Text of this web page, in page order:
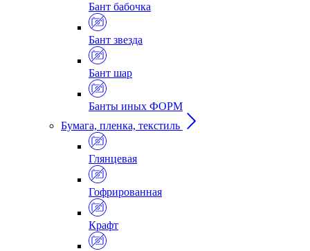
Бант бабочка
Бант звезда
Бант шар
Банты иных ФОРМ
Бумага, пленка, текстиль
Глянцевая
Гофрированная
Крафт